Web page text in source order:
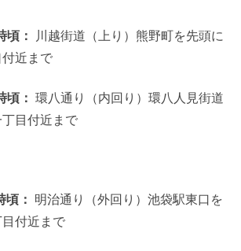
頃：
川越街道（上り）熊野町を先頭に
近まで
頃： 環八通り（内回り）環八人見街道
目付近まで
頃： 明治通り（外回り）池袋駅東口を
付近まで